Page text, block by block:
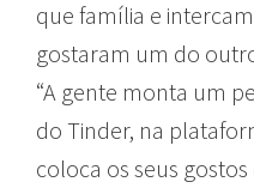
que família e
gostaram um do
“A gente monta um
do Tinder, na
coloca os seus